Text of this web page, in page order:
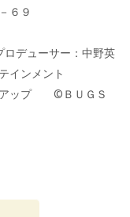
６９
ューサー：中野英
インメント
アップ ©ＢＵＧＳ